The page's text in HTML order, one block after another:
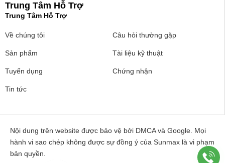
Trung Tâm Hỗ Trợ
Trung Tâm Hỗ Trợ
Về chúng tôi
Sản phẩm
Tuyển dụng
Tin tức
Câu hỏi thường gặp
Tài liệu kỹ thuật
Chứng nhận
Nội dung trên website được bảo vệ bởi DMCA và Google. Mọi
hành vi sao chép không được sự đồng ý của Sunmax là vi phạm
bản quyền.